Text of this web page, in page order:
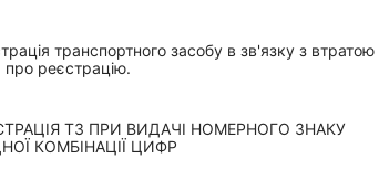
транспортного засобу в зв'язку з втратою
про реєстрацію.
ТЗ ПРИ ВИДАЧІ НОМЕРНОГО ЗНАКУ
КОМБІНАЦІЇ ЦИФР